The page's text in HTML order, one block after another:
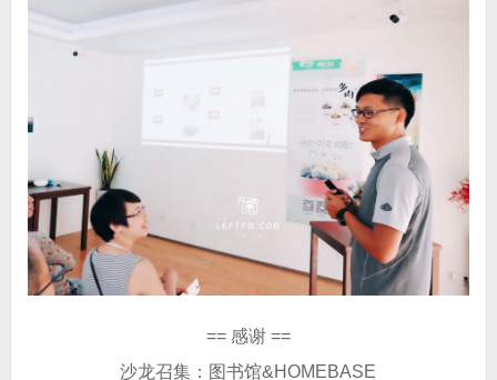
== 感谢 ==
沙龙召集：图书馆&HOMEBASE